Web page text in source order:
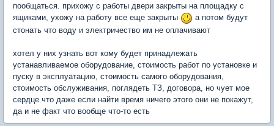
пообщаться. прихожу с работы двери закрыты на площадку с
ящиками, ухожу на работу все еще закрыты
а потом будут
стонать что воду и электричество им не оплачивают
хотел у них узнать вот кому будет принадлежать
устанавливаемое оборудование, стоимость работ по установке и
пуску в эксплуатацию, стоимость самого оборудования,
стоимость обслуживания, поглядеть ТЗ, договора, но чует мое
сердце что даже если найти время ничего этого они не покажут,
да и не факт что вообще что-то есть